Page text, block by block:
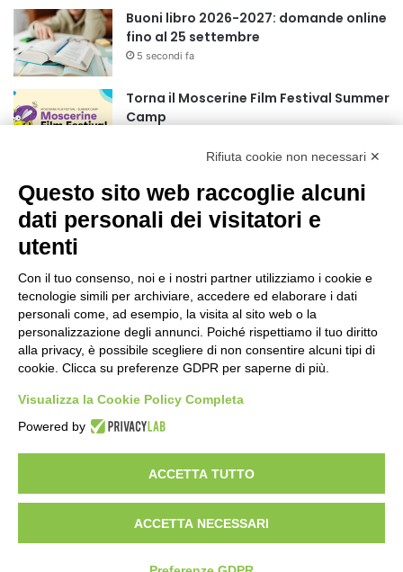
Buoni libro 2026-2027: domande online
fino al 25 settembre
5 secondi fa
Torna il Moscerine Film Festival Summer
Camp
edizione
2 ore fa
valanga verso le semifinali
19 ore fa
Stadio Olimpico, definito il piano
mobilità 2026-27
23 ore fa
Rapporto OsMed 2025 sull’uso dei
farmaci in Italia
1 giorno fa
Privacy Policy
Rifiuta cookie non necessari ✕
Questo sito web raccoglie alcuni
dati personali dei visitatori e
utenti
Con il tuo consenso, noi e i nostri partner utilizziamo i cookie e
tecnologie simili per archiviare, accedere ed elaborare i dati
personali come, ad esempio, la visita al sito web o la
personalizzazione degli annunci. Poiché rispettiamo il tuo diritto
alla privacy, è possibile scegliere di non consentire alcuni tipi di
cookie. Clicca su preferenze GDPR per saperne di più.
Visualizza la Cookie Policy Completa
Powered by
ACCETTA TUTTO
ACCETTA NECESSARI